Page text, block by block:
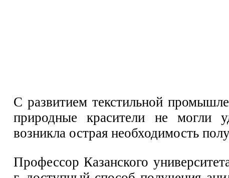
С развитием текстильной
природные красители не могли
возникла острая необходимость
Профессор Казанского